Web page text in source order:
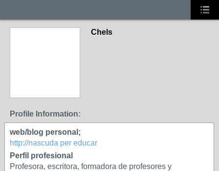
Chels
Profile Information:
web/blog personal;
http://nascuda per educar
Perfil profesional
Profesora, escritora, formadora de profesores y